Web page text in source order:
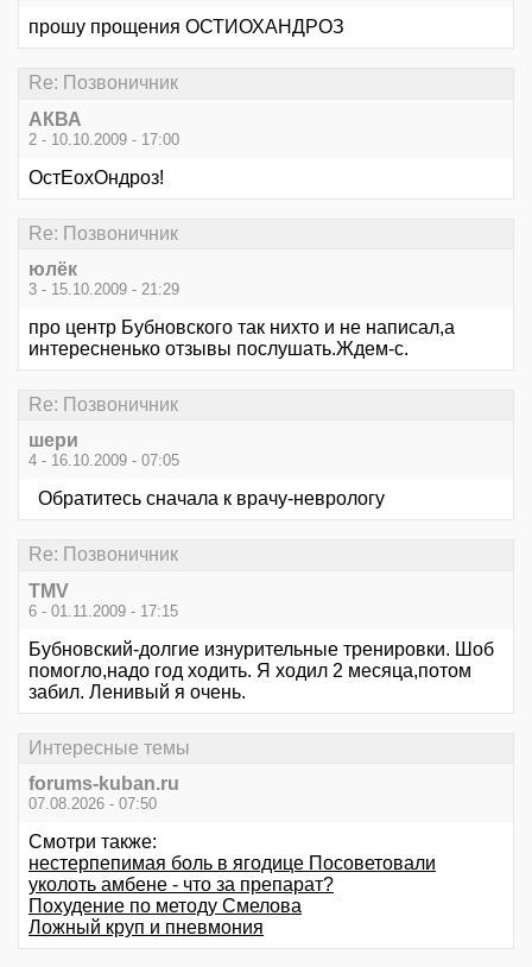
прошу прощения ОСТИОХАНДРОЗ
Re: Позвоничник
АКВА
2 - 10.10.2009 - 17:00
ОстЕохОндроз!
Re: Позвоничник
юлёк
3 - 15.10.2009 - 21:29
про центр Бубновского так нихто и не написал,а
интересненько отзывы послушать.Ждем-с.
Re: Позвоничник
шери
4 - 16.10.2009 - 07:05
Обратитесь сначала к врачу-неврологу
Re: Позвоничник
TMV
6 - 01.11.2009 - 17:15
Бубновский-долгие изнурительные тренировки. Шоб
помогло,надо год ходить. Я ходил 2 месяца,потом
забил. Ленивый я очень.
Интересные темы
forums-kuban.ru
07.08.2026 - 07:50
Смотри также:
нестерпепимая боль в ягодице Посоветовали
уколоть амбене - что за препарат?
Похудение по методу Смелова
Ложный круп и пневмония